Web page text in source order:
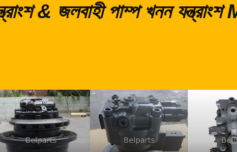
& জলবাহী পাম্প খনন